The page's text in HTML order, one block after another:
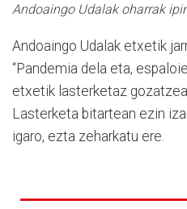
Andoaingo Udalak oharrak
Andoaingo Udalak etxetik
“Pandemia dela eta,
etxetik lasterketaz
Lasterketa bitartean ezin
igaro, ezta zeharkatu ere.